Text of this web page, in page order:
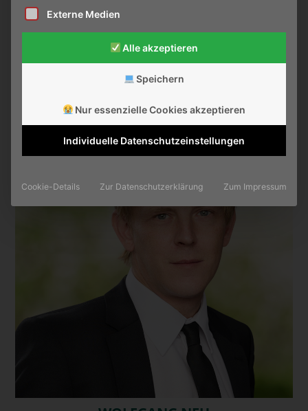
KAI MICHAELSEN
Beratung & Grabbegleitung
Externe Medien
Alle akzeptieren
Speichern
Nur essenzielle Cookies akzeptieren
Individuelle Datenschutzeinstellungen
Cookie-Details Zur Datenschutzerklärung Zum Impressum